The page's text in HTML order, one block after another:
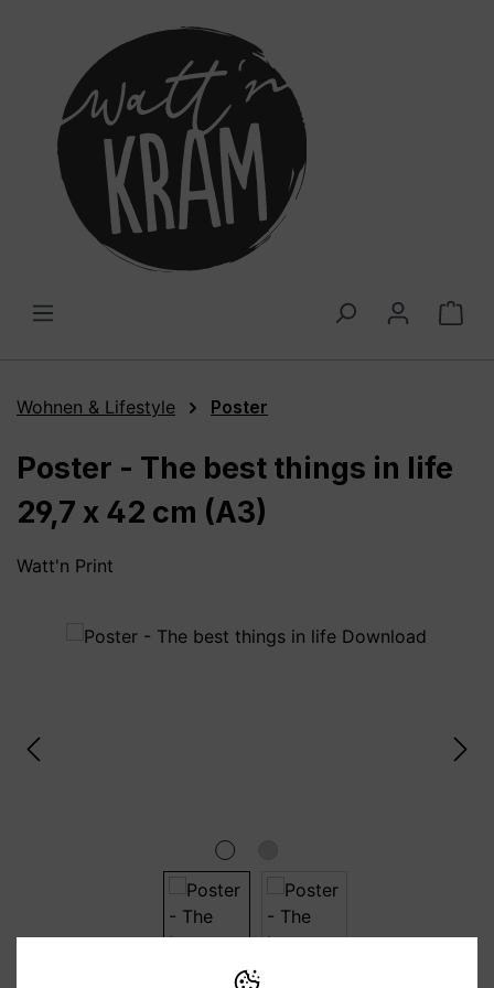
Wohnen & Lifestyle Poster
Poster - The best things in life
29,7 x 42 cm (A3)
Watt'n Print
Bildergalerie überspringen